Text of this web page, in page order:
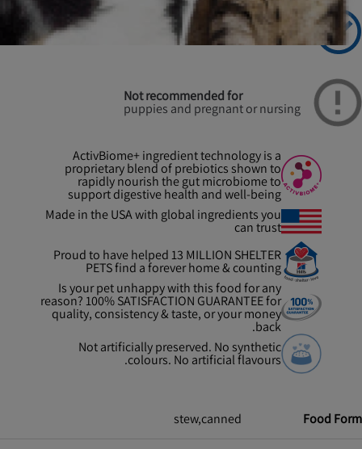
Recommended for
Adult Dogs
Not recommended for
puppies and pregnant or nursing
ActivBiome+ ingredient technology is a
proprietary blend of prebiotics shown to
rapidly nourish the gut microbiome to
support digestive health and well-being
Made in the USA with global ingredients you
can trust
Proud to have helped 13 MILLION SHELTER
PETS find a forever home & counting
Is your pet unhappy with this food for any
reason? 100% SATISFACTION GUARANTEE for
quality, consistency & taste, or your money
back.
Not artificially preserved. No synthetic
colours. No artificial flavours.
Food Form
stew,canned